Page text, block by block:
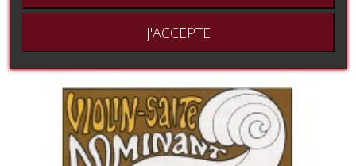
J'ACCEPTE